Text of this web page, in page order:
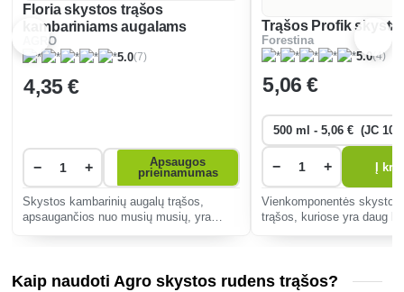
Floria skystos trąšos
kambariniams augalams
AGRO
5.0(7)
4,35 €
− +
Apsaugos
prieinamumas
Skystos kambarinių augalų trąšos,
apsaugančios nuo musių musių, yra
pa
Trąšos Profik
Forestina
5.0(4)
5,06 €
− + Į
Vienkomponentės skystos
trąšos, kuriose yra daug
Kaip naudoti Agro skystos rudens trąšos?